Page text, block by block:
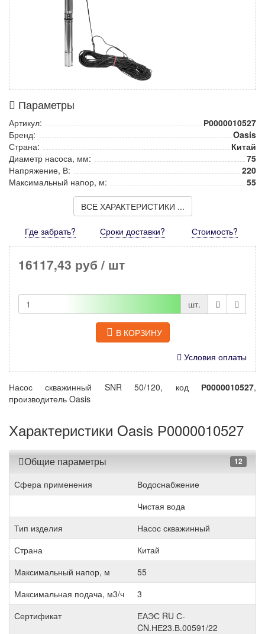
Параметры
Артикул:
Р0000010527
Бренд:
Oasis
Страна:
Китай
Диаметр насоса, мм:
75
Напряжение, В:
220
Максимальный напор, м:
55
ВСЕ ХАРАКТЕРИСТИКИ ...
Где забрать? Сроки доставки? Стоимость?
16117,43 руб / шт
шт.
В КОРЗИНУ
Условия оплаты
Насос скважинный SNR 50/120, код Р0000010527,
производитель Oasis
Характеристики Oasis Р0000010527
Общие параметры 12
Сфера применения
Водоснабжение
Чистая вода
Тип изделия
Насос скважинный
Страна
Китай
Максимальный напор, м
55
Максимальная подача, м3/ч
3
Сертификат
ЕАЭС RU С-
CN.НЕ23.В.00591/22